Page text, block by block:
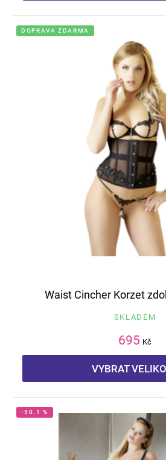
DOPRAVA ZDARMA
Waist Cincher Korzet
SKLADEM
695 Kč
VYBRAT
-50.1 %